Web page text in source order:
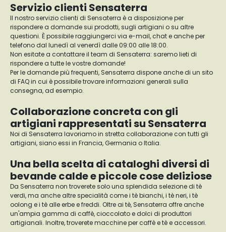
Servizio clienti Sensaterra
Il nostro servizio clienti di Sensaterra è a disposizione per
rispondere a domande sui prodotti, sugli artigiani o su altre
questioni. È possibile raggiungerci via e-mail, chat e anche per
telefono dal lunedì al venerdì dalle 09:00 alle 18:00.
Non esitate a contattare il team di Sensaterra: saremo lieti di
rispondere a tutte le vostre domande!
Per le domande più frequenti, Sensaterra dispone anche di un sito
di FAQ in cui è possibile trovare informazioni generali sulla
consegna, ad esempio.
Collaborazione concreta con gli
artigiani rappresentati su Sensaterra
Noi di Sensaterra lavoriamo in stretta collaborazione con tutti gli
artigiani, siano essi in Francia, Germania o Italia.
Una bella scelta di cataloghi diversi di
bevande calde e piccole cose deliziose
Da Sensaterra non troverete solo una splendida selezione di tè
verdi, ma anche altre specialità come i tè bianchi, i tè neri, i tè
oolong e i tè alle erbe e freddi. Oltre ai tè, Sensaterra offre anche
un'ampia gamma di caffè, cioccolato e dolci di produttori
artigianali. Inoltre, troverete macchine per caffè e tè e accessori.